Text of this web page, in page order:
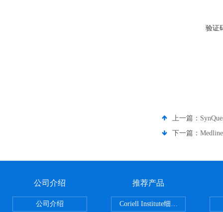
验证
上一篇：
下一篇：
公司介绍
公司介绍
推荐产品